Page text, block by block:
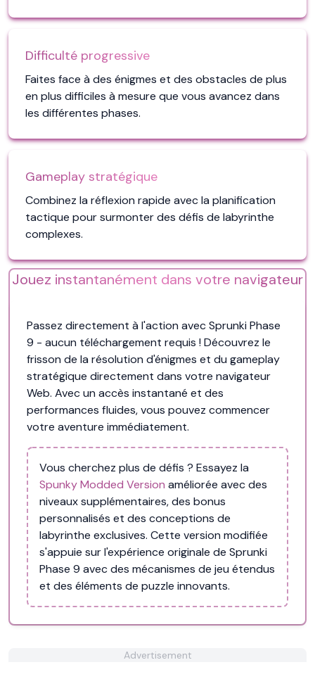
Difficulté progressive
Faites face à des énigmes et des obstacles de plus
en plus difficiles à mesure que vous avancez dans
les différentes phases.
Gameplay stratégique
Combinez la réflexion rapide avec la planification
tactique pour surmonter des défis de labyrinthe
complexes.
Jouez instantanément dans votre navigateur
Passez directement à l'action avec Sprunki Phase
9 - aucun téléchargement requis ! Découvrez le
frisson de la résolution d'énigmes et du gameplay
stratégique directement dans votre navigateur
Web. Avec un accès instantané et des
performances fluides, vous pouvez commencer
votre aventure immédiatement.
Vous cherchez plus de défis ? Essayez la
Spunky Modded Version améliorée avec des
niveaux supplémentaires, des bonus
personnalisés et des conceptions de
labyrinthe exclusives. Cette version modifiée
s'appuie sur l'expérience originale de Sprunki
Phase 9 avec des mécanismes de jeu étendus
et des éléments de puzzle innovants.
Advertisement